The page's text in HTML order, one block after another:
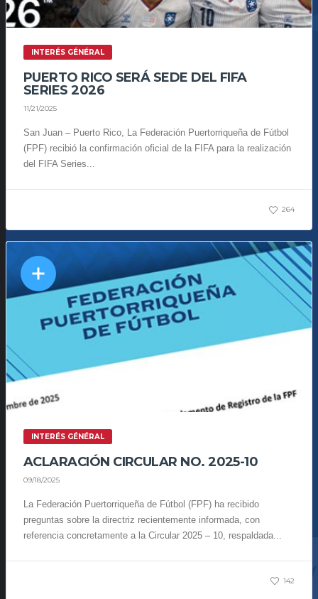
INTERÉS GÉNÉRAL
PUERTO RICO SERÁ SEDE DEL FIFA
SERIES 2026
11/21/2025
San Juan – Puerto Rico, La Federación Puertorriqueña de Fútbol
(FPF) recibió la confirmación oficial de la FIFA para la realización
del FIFA Series...
264
INTERÉS GÉNÉRAL
ACLARACIÓN CIRCULAR NO. 2025-10
09/18/2025
La Federación Puertorriqueña de Fútbol (FPF) ha recibido
preguntas sobre la directriz recientemente informada, con
referencia concretamente a la Circular 2025 – 10, respaldada...
142